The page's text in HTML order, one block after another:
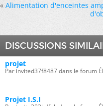
« Alimentation d'enceintes
DISCUSSIONS
projet
Par invited37f8487 dans le forum
Projet I.S.I